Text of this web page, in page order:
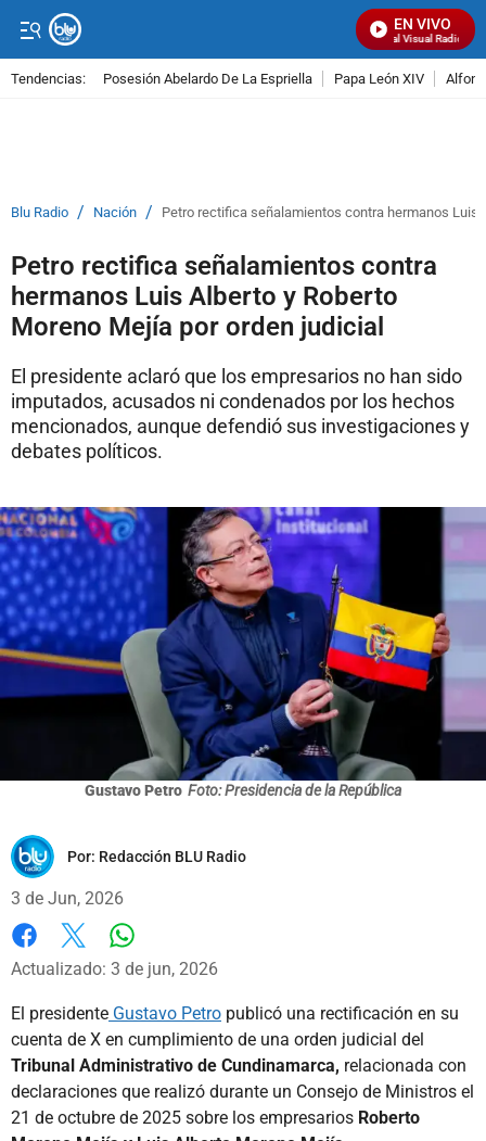
EN VIVO
Señal Visual Radio
Tendencias: Posesión Abelardo De La Espriella Papa León XIV
Blu Radio / Nación / Petro rectifica señalamientos contra hermanos Luis
Petro rectifica señalamientos contra
hermanos Luis Alberto y Roberto
Moreno Mejía por orden judicial
El presidente aclaró que los empresarios no han sido
imputados, acusados ni condenados por los hechos
mencionados, aunque defendió sus investigaciones y
debates políticos.
Gustavo Petro Foto: Presidencia de la República
Por: Redacción BLU Radio
3 de Jun, 2026
Facebook
X
Actualizado: 3 de jun, 2026
El presidente Gustavo Petro publicó una rectificación en su
cuenta de X en cumplimiento de una orden judicial del
Tribunal Administrativo de Cundinamarca, relacionada con
declaraciones que realizó durante un Consejo de Ministros el
21 de octubre de 2025 sobre los empresarios Roberto